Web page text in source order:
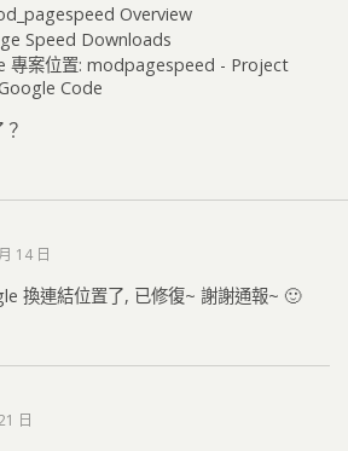
Overview
Speed Downloads
專案位置: modpagespeed - Project
Code
14 日
換連結位置了, 已修復~ 謝謝通報~ 🙂
日